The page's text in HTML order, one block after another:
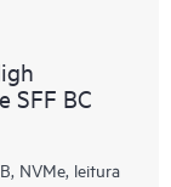
SFF BC
NVMe, leitura